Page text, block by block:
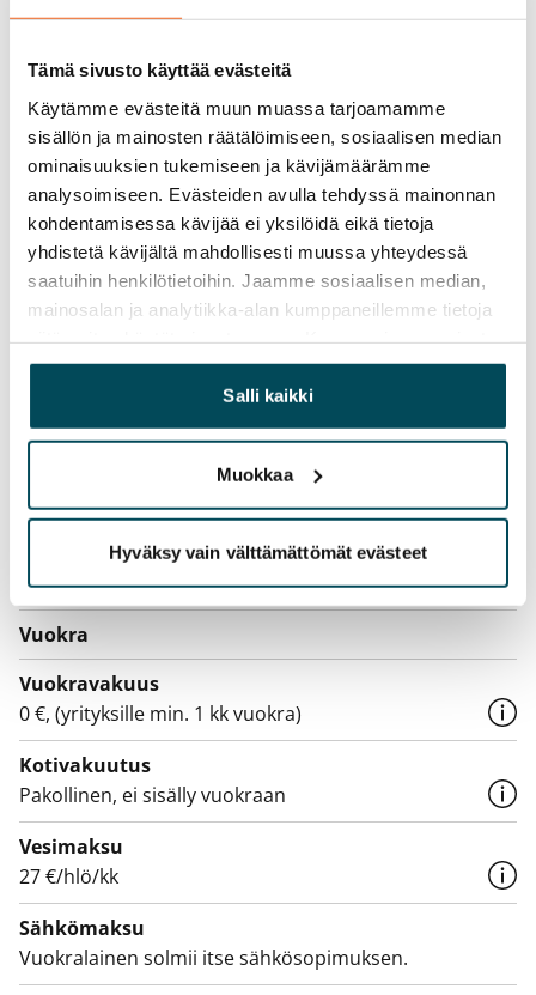
Tämä sivusto käyttää evästeitä
Käytämme evästeitä muun muassa tarjoamamme
sisällön ja mainosten räätälöimiseen, sosiaalisen median
ominaisuuksien tukemiseen ja kävijämäärämme
analysoimiseen. Evästeiden avulla tehdyssä mainonnan
kohdentamisessa kävijää ei yksilöidä eikä tietoja
yhdistetä kävijältä mahdollisesti muussa yhteydessä
saatuihin henkilötietoihin. Jaamme sosiaalisen median,
mainosalan ja analytiikka-alan kumppaneillemme tietoja
yhdistää näitä tietoja muihin tietoihin, joita olet antanut
heille tai joita on kerätty, kun olet käyttänyt heidän
palvelujaan.
Salli kaikki
Muokkaa
Hyväksy vain välttämättömät evästeet
kuusipaneelia, seinät ja lattiat keraamista laattaa.
Eteisiin sekä pesu- ja kylpyhuoneisiin asennetaan
kattoon upotetut led-valaisimet. Kuivissa tiloissa seinät
on maalattu valkoiseksi ja leveät ikkunalaudat ovat
kvartsikiveä. Lattioissa on tammiparketti.
Lämmön talteenotolla varustettu huoneistokohtainen
tulo-poistoilmanvaihtojärjestelmä. Taloyhtiön
asunnoissa on vesikiertoinen patterilämmitys, joka on
yhdistetty kaukolämpöön. Yhtiön energialuokka on A.
Sopimus ja maksut
Vuokrattu
Varallisuusrajat
Ei
Vuokra
Vuokravakuus
0 €, (yrityksille min. 1 kk vuokra)
Kotivakuutus
Pakollinen, ei sisälly vuokraan
Vesimaksu
27 €/hlö/kk
Sähkömaksu
Vuokralainen solmii itse sähkösopimuksen.